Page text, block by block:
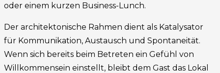
oder einem kurzen Business-Lunch.
Der architektonische Rahmen dient als Katalysator
für Kommunikation, Austausch und Spontaneität.
Wenn sich bereits beim Betreten ein Gefühl von
Willkommensein einstellt, bleibt dem Gast das Lokal